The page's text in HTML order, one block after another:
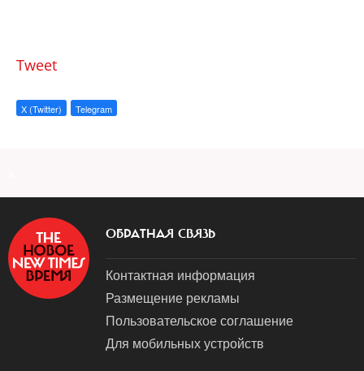
Tweet
X (Twitter) Telegram
ОБРАТНАЯ СВЯЗЬ
Контактная информация
Размещение рекламы
Пользовательское соглашение
Для мобильных устройств